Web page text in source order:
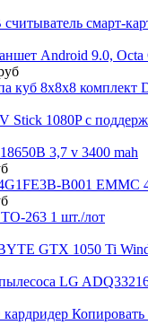
смарт-
Android 9.0, Octa
куб 8x8x8 комплект
Stick 1080P с
3,7 v 3400 mah
B001 EMMC
263 1 шт./лот
GTX 1050 Ti
LG
Копировать